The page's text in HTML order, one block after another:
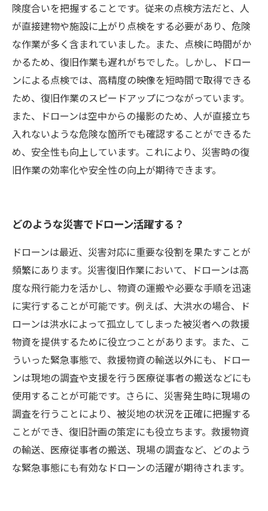
険度合いを把握することです。従来の点検方法だと、人
が直接建物や施設に上がり点検をする必要があり、危険
な作業が多く含まれていました。また、点検に時間がか
かるため、復旧作業も遅れがちでした。しかし、ドロー
ンによる点検では、高精度の映像を短時間で取得できる
ため、復旧作業のスピードアップにつながっています。
また、ドローンは空中からの撮影のため、人が直接立ち
入れないような危険な箇所でも確認することができるた
め、安全性も向上しています。これにより、災害時の復
旧作業の効率化や安全性の向上が期待できます。
どのような災害でドローン活躍する？
ドローンは最近、災害対応に重要な役割を果たすことが
頻繁にあります。災害復旧作業において、ドローンは高
度な飛行能力を活かし、物資の運搬や必要な手順を迅速
に実行することが可能です。例えば、大洪水の場合、ド
ローンは洪水によって孤立してしまった被災者への救援
物資を提供するために役立つことがあります。また、こ
ういった緊急事態で、救援物資の輸送以外にも、ドロー
ンは現地の調査や支援を行う医療従事者の搬送などにも
使用することが可能です。さらに、災害発生時に現場の
調査を行うことにより、被災地の状況を正確に把握する
ことができ、復旧計画の策定にも役立ちます。救援物資
の輸送、医療従事者の搬送、現場の調査など、どのよう
な緊急事態にも有効なドローンの活躍が期待されます。